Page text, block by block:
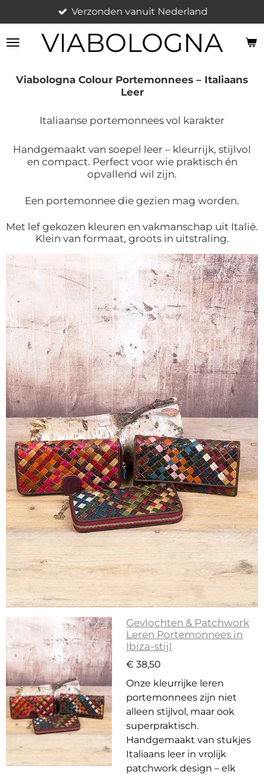
direct
naar
VIABOLOGNA
Verzonden vanuit Nederland
Viabologna Colour Portemonnees – Italiaans
Leer
Italiaanse portemonnees vol karakter
Handgemaakt van soepel leer – kleurrijk, stijlvol
en compact. Perfect voor wie praktisch én
opvallend wil zijn.
Een portemonnee die gezien mag worden.
Met lef gekozen kleuren en vakmanschap uit Italië.
Klein van formaat, groots in uitstraling.
Gevlochten & Patchwork
Leren Portemonnees in
Ibiza-stijl
€ 38,50
Onze kleurrijke leren
portemonnees zijn niet
alleen stijlvol, maar ook
superpraktisch.
Handgemaakt van stukjes
Italiaans leer in vrolijk
patchwork design – elk